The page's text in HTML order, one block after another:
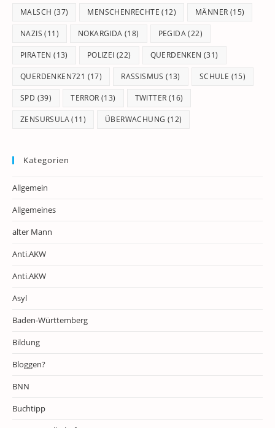
MALSCH (37) MENSCHENRECHTE (12) MÄNNER (15)
NAZIS (11) NOKARGIDA (18) PEGIDA(22)
PIRATEN (13) POLIZEI (22) QUERDENKEN (31)
QUERDENKEN721 (17) RASSISMUS (13) SCHULE (15)
SPD (39) TERROR (13) TWITTER (16)
ZENSURSULA(11) ÜBERWACHUNG (12)
Kategorien
Allgemein
Allgemeines
alter Mann
Anti.AKW
Anti.AKW
Asyl
Baden-Württemberg
Bildung
Bloggen?
BNN
Buchtipp